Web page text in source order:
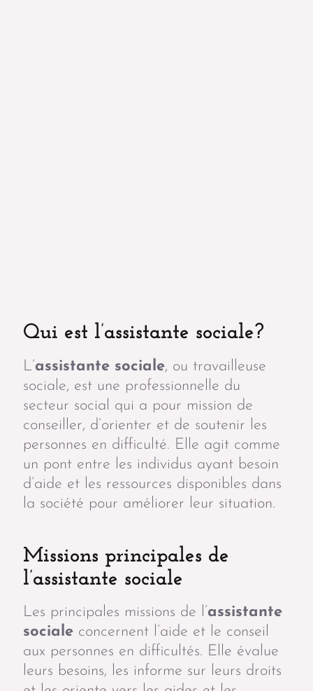
Qui est l’assistante sociale?
L’assistante sociale, ou travailleuse
sociale, est une professionnelle du
secteur social qui a pour mission de
conseiller, d’orienter et de soutenir les
personnes en difficulté. Elle agit comme
un pont entre les individus ayant besoin
d’aide et les ressources disponibles dans
la société pour améliorer leur situation.
Missions principales de
l’assistante sociale
Les principales missions de l’assistante
sociale concernent l’aide et le conseil
aux personnes en difficultés. Elle évalue
leurs besoins, les informe sur leurs droits